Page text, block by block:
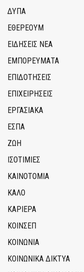
ΔΥΠΑ
ΕΘΈΡΕΟΥΜ
ΕΙΔΗΣΕΙΣ ΝΕΑ
ΕΜΠΟΡΕΥΜΑΤΑ
ΕΠΙΔΟΤΗΣΕΙΣ
ΕΠΙΧΕΙΡΗΣΕΙΣ
ΕΡΓΑΣΙΑΚΑ
ΕΣΠΑ
ΖΩΗ
ΙΣΟΤΙΜΙΕΣ
ΚΑΙΝΟΤΟΜΊΑ
ΚΑΛΟ
ΚΑΡΙΕΡΑ
ΚΟΙΝΣΕΠ
ΚΟΙΝΩΝΙΑ
ΚΟΙΝΩΝΙΚΆ ΔΊΚΤΥΑ